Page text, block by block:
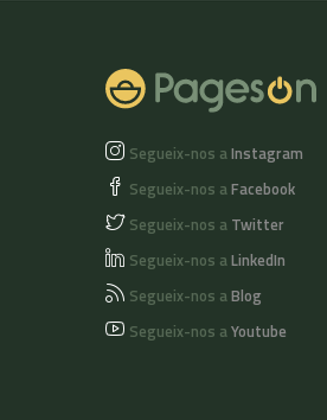
i conté resina de pi i
Segueix-nos aInstagram
Segueix-nos aFacebook
Segueix-nos a Twitter
Segueix-nos aLinkedIn
Segueix-nos aBlog
Segueix-nos aYoutube